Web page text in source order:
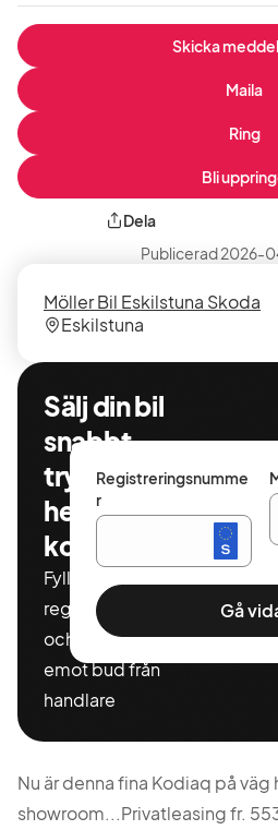
Skicka
Maila
Ring
Bli
Dela
Publicerad2026-
Säljare
Möller Bil Eskilstuna Skoda
Säljarens
plats
Eskilstuna
Sälj din bil
snabbt,
tryggt och
helt
kostnadsfritt
Fyll i ditt
registeringnummer
och miltal för att ta
emot bud från
handlare
Registreringsnumme
r
Gå
Nu är denna fina Kodiaq på väg
showroom...Privatleasing fr.